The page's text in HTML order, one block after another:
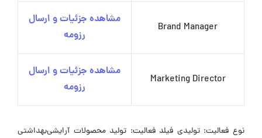
Brand Manager
مشاهده جزئیات و ارسال
رزومه
Marketing Director
مشاهده جزئیات و ارسال
رزومه
نوع فعالیت: تولیدی فیلد فعالیت: تولید محصولات آرایشی‌بهداشتی